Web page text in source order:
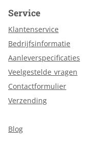
Service
Klantenservice
Bedrijfsinformatie
Aanleverspecificaties
Veelgestelde vragen
Contactformulier
Verzending
Blog